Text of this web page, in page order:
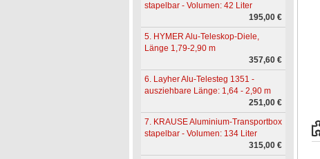
stapelbar - Volumen: 42 Liter
195,00 €
5. HYMER Alu-Teleskop-Diele,
Länge 1,79-2,90 m
357,60 €
6. Layher Alu-Telesteg 1351 -
ausziehbare Länge: 1,64 - 2,90 m
251,00 €
7. KRAUSE Aluminium-Transportbox
stapelbar - Volumen: 134 Liter
315,00 €